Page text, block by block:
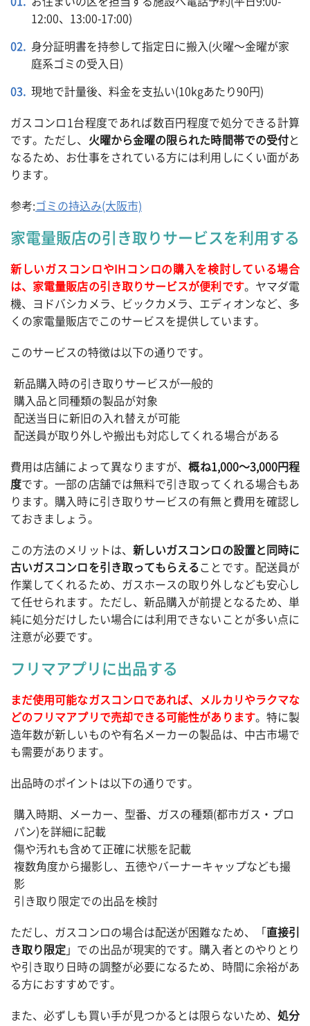
12:00、13:00-17:00)
身分証明書を持参して指定日に搬入(火曜～金曜が家
庭系ゴミの受入日)
現地で計量後、料金を支払い(10kgあたり90円)
ガスコンロ1台程度であれば数百円程度で処分できる計算
です。ただし、 火曜から金曜の限られた時間帯での受付と
なるため、お仕事をされている方には利用しにくい面があ
ります。
参考:ゴミの持込み(大阪市)
家電量販店の引き取りサービスを利用する
新しいガスコンロやIHコンロの購入を検討している場合
は、家電量販店の引き取りサービスが便利です。ヤマダ電
機、ヨドバシカメラ、ビックカメラ、エディオンなど、多
くの家電量販店でこのサービスを提供しています。
このサービスの特徴は以下の通りです。
新品購入時の引き取りサービスが一般的
購入品と同種類の製品が対象
配送当日に新旧の入れ替えが可能
配送員が取り外しや搬出も対応してくれる場合がある
費用は店舗によって異なりますが、概ね1,000～3,000円程
度です。一部の店舗では無料で引き取ってくれる場合もあ
ります。購入時に引き取りサービスの有無と費用を確認し
ておきましょう。
この方法のメリットは、 新しいガスコンロの設置と同時に
古いガスコンロを引き取ってもらえることです。配送員が
作業してくれるため、ガスホースの取り外しなども安心し
て任せられます。ただし、新品購入が前提となるため、単
純に処分だけしたい場合には利用できないことが多い点に
注意が必要です。
フリマアプリに出品する
まだ使用可能なガスコンロであれば、メルカリやラクマな
どのフリマアプリで売却できる可能性があります。特に製
造年数が新しいものや有名メーカーの製品は、中古市場で
も需要があります。
出品時のポイントは以下の通りです。
購入時期、メーカー、型番、ガスの種類(都市ガス・プロ
パン)を詳細に記載
傷や汚れも含めて正確に状態を記載
複数角度から撮影し、五徳やバーナーキャップなども撮
影
引き取り限定での出品を検討
ただし、ガスコンロの場合は配送が困難なため、「 直接引
き取り限定 」での出品が現実的です。購入者とのやりとり
や引き取り日時の調整が必要になるため、時間に余裕があ
る方におすすめです。
また、必ずしも買い手が見つかるとは限らないため、 処分